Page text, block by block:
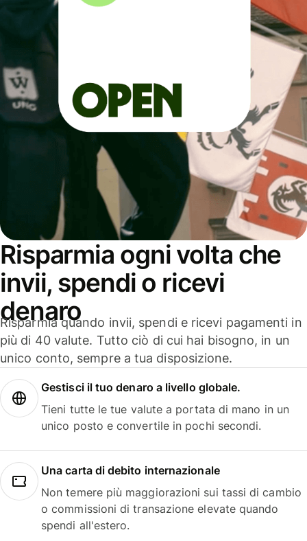
Risparmia ogni volta che
invii, spendi o ricevi
denaro
Risparmia quando invii, spendi e ricevi pagamenti in
più di 40 valute. Tutto ciò di cui hai bisogno, in un
unico conto, sempre a tua disposizione.
Gestisci il tuo denaro a livello globale.
Tieni tutte le tue valute a portata di mano in un
unico posto e convertile in pochi secondi.
Una carta di debito internazionale
Non temere più maggiorazioni sui tassi di cambio
o commissioni di transazione elevate quando
spendi all'estero.